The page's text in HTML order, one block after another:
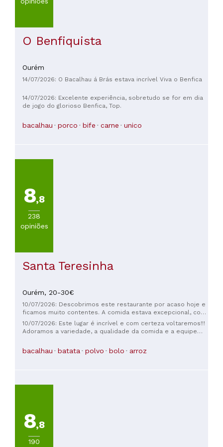
O Benfiquista
Ourém
14/07/2026: O Bacalhau á Brás estava incrível Viva o Benfica
14/07/2026: Excelente experiência, sobretudo se for em dia
de jogo do glorioso Benfica, Top.
bacalhau porco bife carne unico
8,8
238
opiniões
Santa Teresinha
Ourém, 20-30€
10/07/2026: Descobrimos este restaurante por acaso hoje e
ficamos muito contentes. A comida estava excepcional, com
porções generosas, qualidade impecável e serviço
excelente. Adoramos o nosso almoço e com certeza
10/07/2026: Este lugar é incrível e com certeza voltaremos!!!
Adoramos a variedade, a qualidade da comida e a equipe
medida certa! Nosso pai é idoso, muito exigente e não come
muito aqui... mas ele comeu como um rei e adorou tudo!! As
bacalhau batata polvo bolo arroz
8,8
190